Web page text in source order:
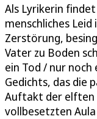
Als Lyrikerin
menschliches
Zerstörung,
Vater zu Boden
ein Tod / nur noch
Gedichts, das die
Auftakt der elften
vollbesetzten